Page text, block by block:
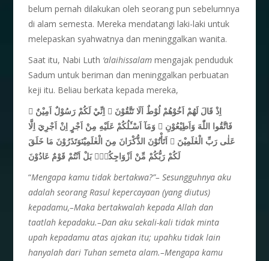
belum pernah dilakukan oleh seorang pun sebelumnya
di alam semesta. Mereka mendatangi laki-laki untuk
melepaskan syahwatnya dan meninggalkan wanita.
Saat itu, Nabi Luth ‘alaihissalam mengajak penduduk
Sadum untuk beriman dan meninggalkan perbuatan
keji itu. Beliau berkata kepada mereka,
اِذْ قَالَ لَهُمْ اَخُوْهُمْ لُوْطٌ اَلَا تَتَّقُوْنَ ۚ اِنِّيْ لَكُمْ رَسُوْلٌ اَمِيْنٌ ۙ
فَاتَّقُوا اللّٰهَ وَاَطِيْعُوْنِ ۚ وَمَآ اَسْـَٔلُكُمْ عَلَيْهِ مِنْ اَجْرٍ اِنْ اَجْرِيَ اِلَّا
عَلٰى رَبِّ الْعٰلَمِيْنَ ۗ اَتَأْتُوْنَ الذُّكْرَانَ مِنَ الْعٰلَمِيْنَوَتَذَرُوْنَ مَا خَلَقَ
لَكُمْ رَبُّكُمْ مِّنْ اَزْوَاجِكُمْۗ بَلْ اَنْتُمْ قَوْمٌ عَادُوْنَ
“Mengapa kamu tidak bertakwa?”– Sesungguhnya aku
adalah seorang Rasul kepercayaan (yang diutus)
kepadamu,–Maka bertakwalah kepada Allah dan
taatlah kepadaku.–Dan aku sekali-kali tidak minta
upah kepadamu atas ajakan itu; upahku tidak lain
hanyalah dari Tuhan semeta alam.–Mengapa kamu